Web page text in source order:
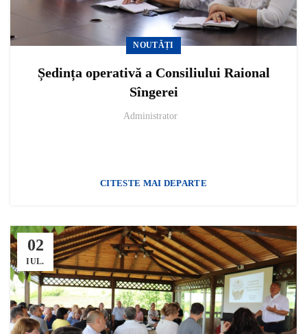
NOUTĂȚI
Ședința operativă a Consiliului Raional
Sîngerei
Administrator
CITESTE MAI DEPARTE
02
IUL.